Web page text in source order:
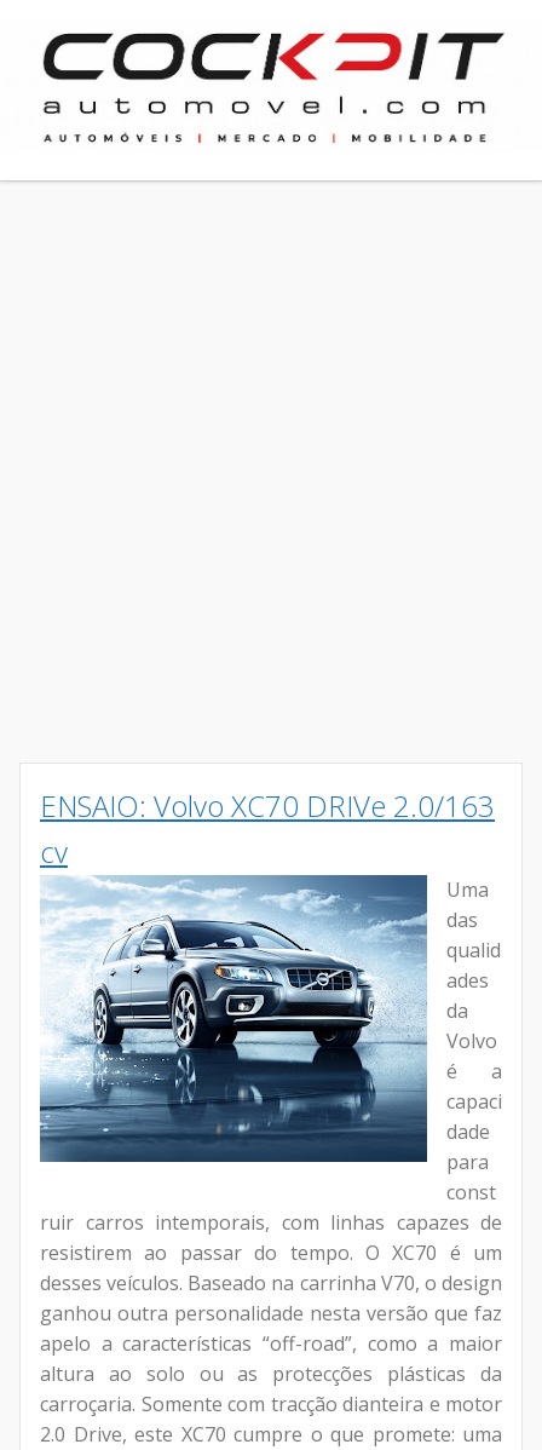
ENSAIO: Volvo XC70 DRIVe 2.0/163
cv
Uma
das
qualid
ades
da
Volvo
é a
capaci
dade
para
const
ruir carros intemporais, com linhas capazes de
resistirem ao passar do tempo. O XC70 é um
desses veículos. Baseado na carrinha V70, o design
ganhou outra personalidade nesta versão que faz
apelo a características “off-road”, como a maior
altura ao solo ou as protecções plásticas da
carroçaria. Somente com tracção dianteira e motor
2.0 Drive, este XC70 cumpre o que promete: uma